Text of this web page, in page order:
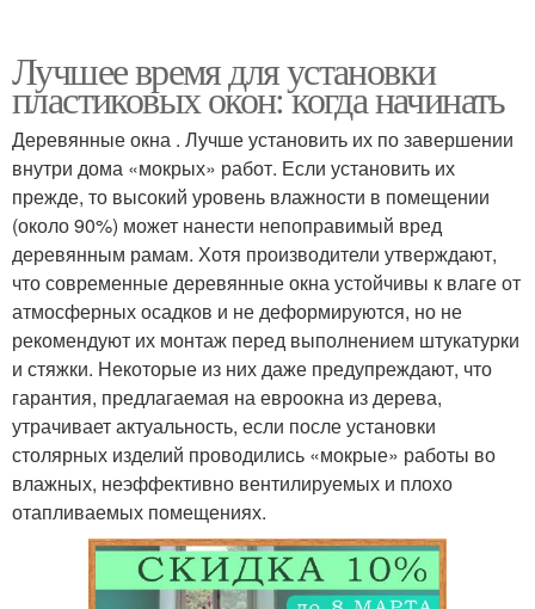
Лучшее время для установки
пластиковых окон: когда начинать
Деревянные окна . Лучше установить их по завершении
внутри дома «мокрых» работ. Если установить их
прежде, то высокий уровень влажности в помещении
(около 90%) может нанести непоправимый вред
деревянным рамам. Хотя производители утверждают,
что современные деревянные окна устойчивы к влаге от
атмосферных осадков и не деформируются, но не
рекомендуют их монтаж перед выполнением штукатурки
и стяжки. Некоторые из них даже предупреждают, что
гарантия, предлагаемая на евроокна из дерева,
утрачивает актуальность, если после установки
столярных изделий проводились «мокрые» работы во
влажных, неэффективно вентилируемых и плохо
отапливаемых помещениях.